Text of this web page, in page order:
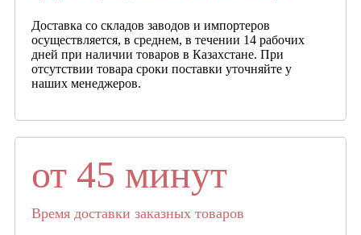
Доставка со складов заводов и импортеров
осуществляется, в среднем, в течении 14 рабочих
дней при наличии товаров в Казахстане. При
отсутствии товара сроки поставки уточняйте у
наших менеджеров.
от 45 минут
Время доставки заказных товаров